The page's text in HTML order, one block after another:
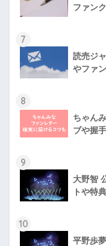
ファン
7
読売ジ
やファ
8
ちゃん
ブや握
9
大野智
トや特
10
平野歩